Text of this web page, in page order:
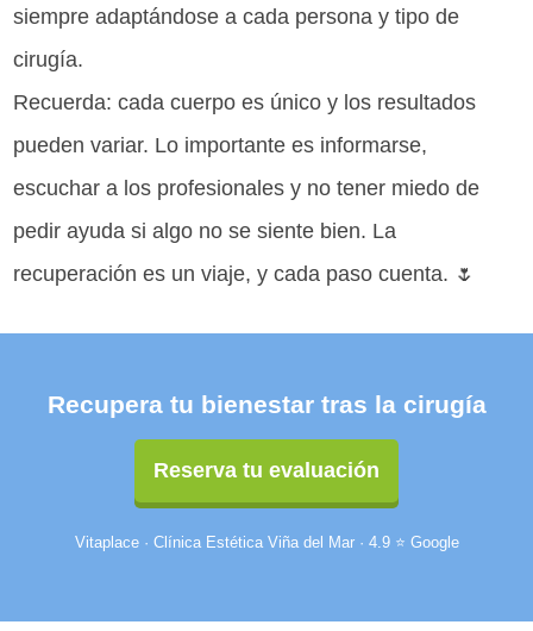
siempre adaptándose a cada persona y tipo de
cirugía.
Recuerda: cada cuerpo es único y los resultados
pueden variar. Lo importante es informarse,
escuchar a los profesionales y no tener miedo de
pedir ayuda si algo no se siente bien. La
recuperación es un viaje, y cada paso cuenta. 🌷
Recupera tu bienestar tras la cirugía
Reserva tu evaluación
Vitaplace · Clínica Estética Viña del Mar · 4.9 ⭐ Google